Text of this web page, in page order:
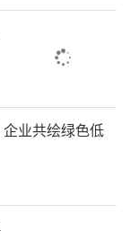
，打造济南
务集群。坐
界望向齐鲁
筝、酒樽、
的“齐鲁之
打造济南礼
业共绘绿色低